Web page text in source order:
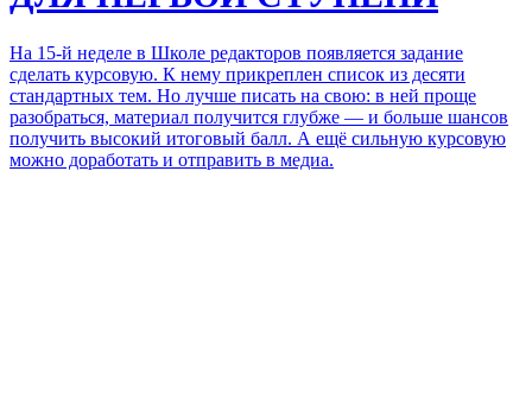
На 15-й неделе в Школе редакторов появляется задание
сделать курсовую. К нему прикреплен список из десяти
стандартных тем. Но лучше писать на свою: в ней проще
разобраться, материал получится глубже — и больше шансов
получить высокий итоговый балл. А ещё сильную курсовую
можно доработать и отправить в медиа.